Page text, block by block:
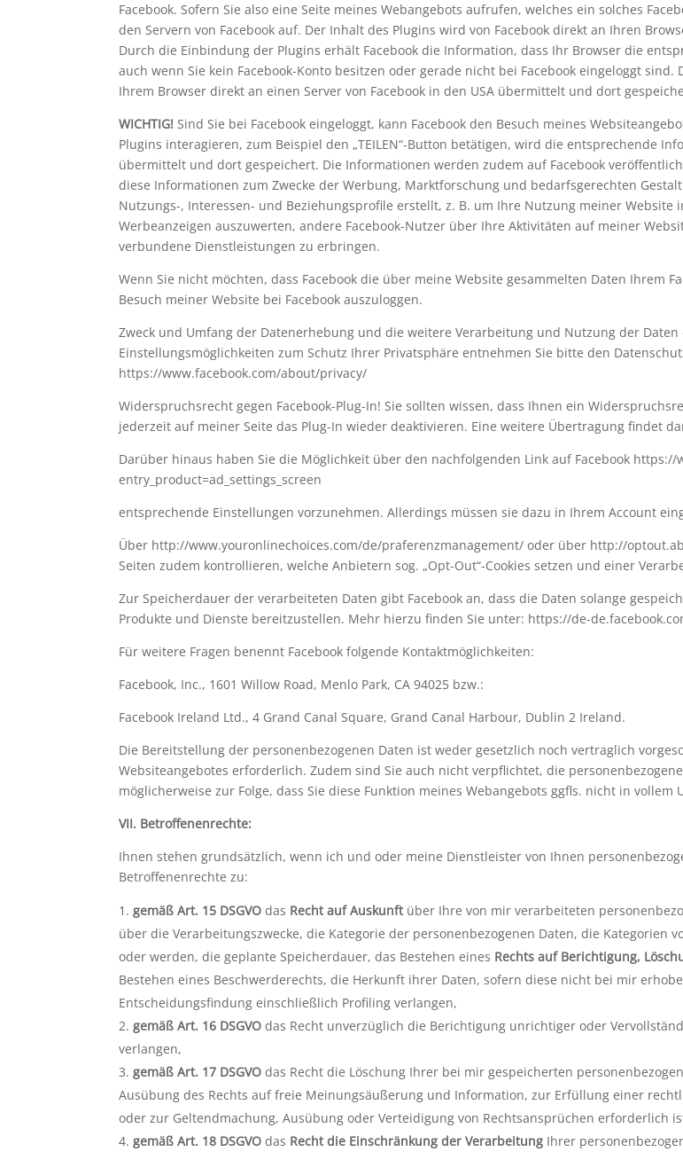
Facebook. Sofern Sie also eine Seite meines Webangebots aufrufen, welches ein solches
den Servern von Facebook auf. Der Inhalt des Plugins wird von Facebook direkt an Ihren
Durch die Einbindung der Plugins erhält Facebook die Information, dass Ihr Browser die
auch wenn Sie kein Facebook-Konto besitzen oder gerade nicht bei Facebook eingeloggt
Ihrem Browser direkt an einen Server von Facebook in den USA übermittelt und dort
WICHTIG! Sind Sie bei Facebook eingeloggt, kann Facebook den Besuch meines
Plugins interagieren, zum Beispiel den „TEILEN“-Button betätigen, wird die entsprechende
übermittelt und dort gespeichert. Die Informationen werden zudem auf Facebook
diese Informationen zum Zwecke der Werbung, Marktforschung und bedarfsgerechten
Nutzungs-, Interessen- und Beziehungsprofile erstellt, z. B. um Ihre Nutzung meiner Website
Werbeanzeigen auszuwerten, andere Facebook-Nutzer über Ihre Aktivitäten auf meiner
verbundene Dienstleistungen zu erbringen.
Wenn Sie nicht möchten, dass Facebook die über meine Website gesammelten Daten Ihrem
Besuch meiner Website bei Facebook auszuloggen.
Zweck und Umfang der Datenerhebung und die weitere Verarbeitung und Nutzung der
Einstellungsmöglichkeiten zum Schutz Ihrer Privatsphäre entnehmen Sie bitte den
https://www.facebook.com/about/privacy/
Widerspruchsrecht gegen Facebook-Plug-In! Sie sollten wissen, dass Ihnen ein
jederzeit auf meiner Seite das Plug-In wieder deaktivieren. Eine weitere Übertragung findet
Darüber hinaus haben Sie die Möglichkeit über den nachfolgenden Link auf Facebook https://
entry_product=ad_settings_screen
entsprechende Einstellungen vorzunehmen. Allerdings müssen sie dazu in Ihrem Account
Über http://www.youronlinechoices.com/de/praferenzmanagement/ oder über http://
Seiten zudem kontrollieren, welche Anbietern sog. „Opt-Out“-Cookies setzen und einer
Zur Speicherdauer der verarbeiteten Daten gibt Facebook an, dass die Daten solange
Produkte und Dienste bereitzustellen. Mehr hierzu finden Sie unter: https://de-
Für weitere Fragen benennt Facebook folgende Kontaktmöglichkeiten:
Facebook, Inc., 1601 Willow Road, Menlo Park, CA 94025 bzw.:
Facebook Ireland Ltd., 4 Grand Canal Square, Grand Canal Harbour, Dublin 2 Ireland.
Die Bereitstellung der personenbezogenen Daten ist weder gesetzlich noch vertraglich
Websiteangebotes erforderlich. Zudem sind Sie auch nicht verpflichtet, die
möglicherweise zur Folge, dass Sie diese Funktion meines Webangebots ggfls. nicht in vollem
VII. Betroffenenrechte:
Ihnen stehen grundsätzlich, wenn ich und oder meine Dienstleister von Ihnen
Betroffenenrechte zu:
gemäß Art. 15 DSGVO das Recht auf Auskunftüber Ihre von mir verarbeiteten
über die Verarbeitungszwecke, die Kategorie der personenbezogenen Daten, die Kategorien
oder werden, die geplante Speicherdauer, das Bestehen eines Rechts auf Berichtigung,
Bestehen eines Beschwerderechts, die Herkunft ihrer Daten, sofern diese nicht bei mir
Entscheidungsfindung einschließlich Profiling verlangen,
gemäß Art. 16 DSGVO das Recht unverzüglich die Berichtigung unrichtiger oder
verlangen,
gemäß Art. 17 DSGVO das Recht die Löschung Ihrer bei mir gespeicherten
Ausübung des Rechts auf freie Meinungsäußerung und Information, zur Erfüllung einer
oder zur Geltendmachung, Ausübung oder Verteidigung von Rechtsansprüchen erforderlich
gemäß Art. 18 DSGVO das Recht die Einschränkung der Verarbeitung Ihrer